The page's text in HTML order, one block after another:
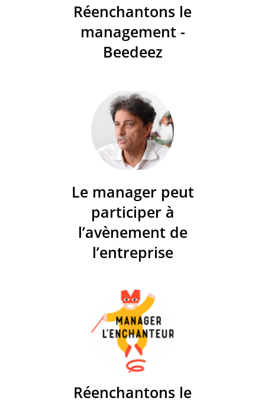
Réenchantons le
management -
Beedeez
Le manager peut
participer à
l’avènement de
l’entreprise
Réenchantons le